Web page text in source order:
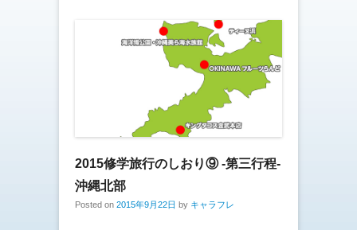
2015修学旅行のしおり⑨ -第三行程-
沖縄北部
Posted on 2015年9月22日 by キャラフレ